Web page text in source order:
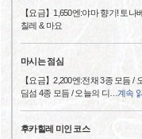
【요금】1,650엔:야마 향기! 토
칠레 & 마요
마시는 점심
【요금】2,200엔:전채 3종 모듬 /
딤섬 4종 모듬 / 오늘의 디
계속
후카힐레 미인 코스